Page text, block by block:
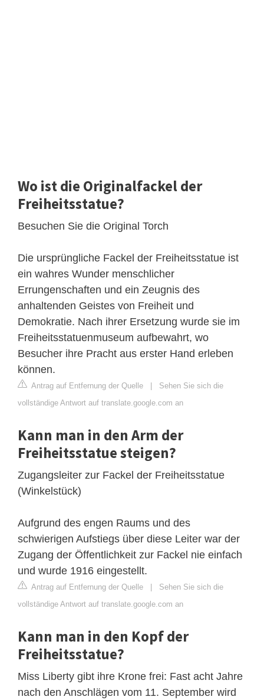
Wo ist die Originalfackel der
Freiheitsstatue?
Besuchen Sie die Original Torch
Die ursprüngliche Fackel der Freiheitsstatue ist
ein wahres Wunder menschlicher
Errungenschaften und ein Zeugnis des
anhaltenden Geistes von Freiheit und
Demokratie. Nach ihrer Ersetzung wurde sie im
Freiheitsstatuenmuseum aufbewahrt, wo
Besucher ihre Pracht aus erster Hand erleben
können.
Antrag auf Entfernung der Quelle | Sehen Sie sich die
vollständige Antwort auf translate.google.com an
Kann man in den Arm der
Freiheitsstatue steigen?
Zugangsleiter zur Fackel der Freiheitsstatue
(Winkelstück)
Aufgrund des engen Raums und des
schwierigen Aufstiegs über diese Leiter war der
Zugang der Öffentlichkeit zur Fackel nie einfach
und wurde 1916 eingestellt.
Antrag auf Entfernung der Quelle | Sehen Sie sich die
vollständige Antwort auf translate.google.com an
Kann man in den Kopf der
Freiheitsstatue?
Miss Liberty gibt ihre Krone frei: Fast acht Jahre
nach den Anschlägen vom 11. September wird